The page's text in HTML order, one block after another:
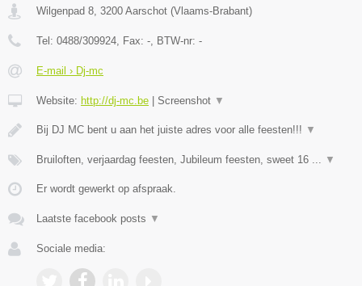
Wilgenpad 8 3200 Aarschot (Vlaams-Brabant)
Tel: 0488/309924 , Fax: - , BTW-nr: -
E-mail › Dj-mc
Website: http://dj-mc.be Screenshot ▼
Bij DJ MC bent u aan het juiste adres voor alle feesten!!! ▼
Bruiloften, verjaardag feesten, Jubileum feesten, sweet 16 ... ▼
Er wordt gewerkt op afspraak.
Laatste facebook posts ▼
Sociale media: